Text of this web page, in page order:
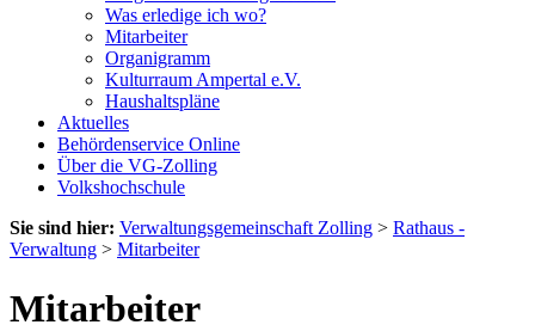
Was erledige ich wo?
Mitarbeiter
Organigramm
Kulturraum Ampertal e.V.
Haushaltspläne
Aktuelles
Behördenservice Online
Über die VG-Zolling
Volkshochschule
Sie sind hier: Verwaltungsgemeinschaft Zolling > Rathaus -
Verwaltung > Mitarbeiter
Mitarbeiter